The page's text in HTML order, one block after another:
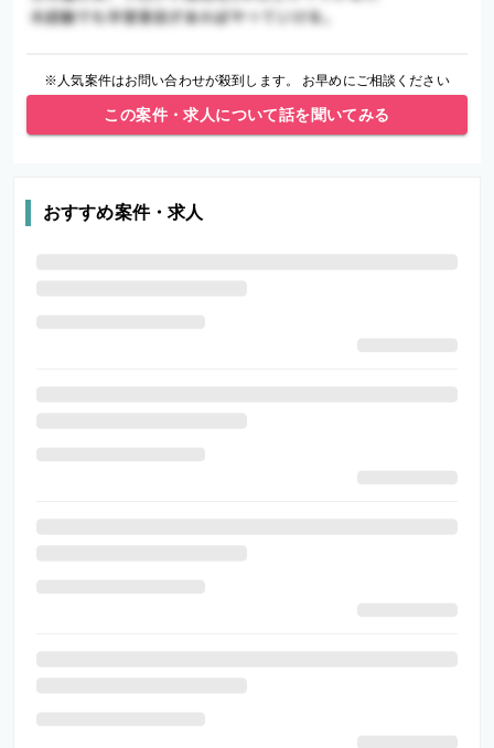
※人気案件はお問い合わせが殺到します。 お早めにご相談ください
この案件・求人について話を聞いてみる
おすすめ案件・求人